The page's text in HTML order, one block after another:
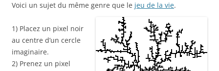
Voici un sujet du même genre que le jeu de la vie.
1) Placez un pixel noir
au centre d’un cercle
imaginaire.
2) Prenez un pixel